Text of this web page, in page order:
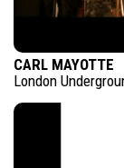
CARL MAYOTTE
London